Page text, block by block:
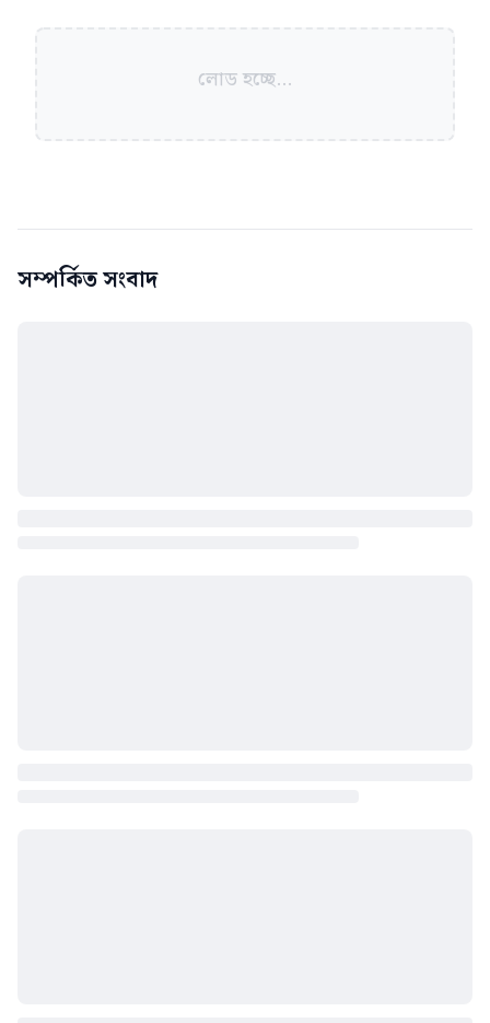
লোড হচ্ছে...
সম্পর্কিত সংবাদ